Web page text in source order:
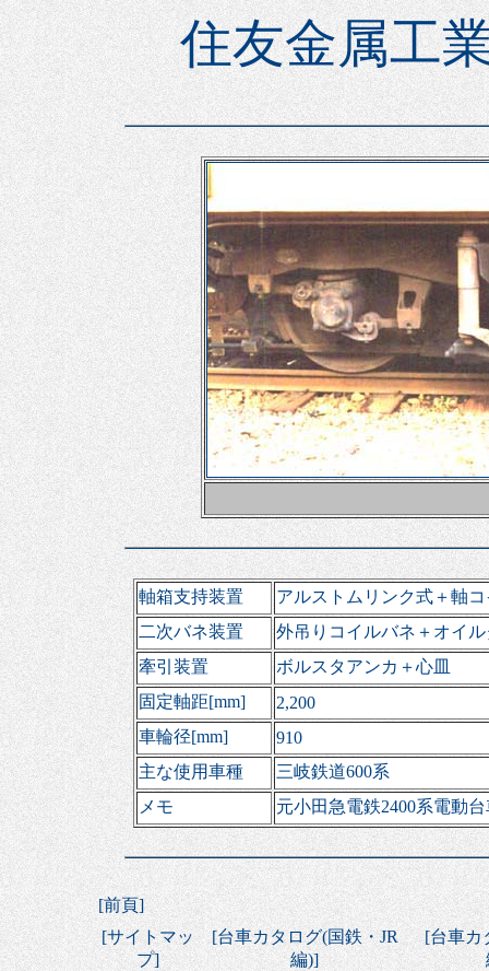
住友金属工
軸箱支持装置
アルストムリンク式＋軸
二次バネ装置
外吊りコイルバネ＋オイ
牽引装置
ボルスタアンカ＋心皿
固定軸距[mm]
2,200
車輪径[mm]
910
主な使用車種
三岐鉄道600系
メモ
元小田急電鉄2400系電動
[前頁]
[サイトマッ
プ]
[台車カタログ(国鉄・JR
編)]
[台車カ